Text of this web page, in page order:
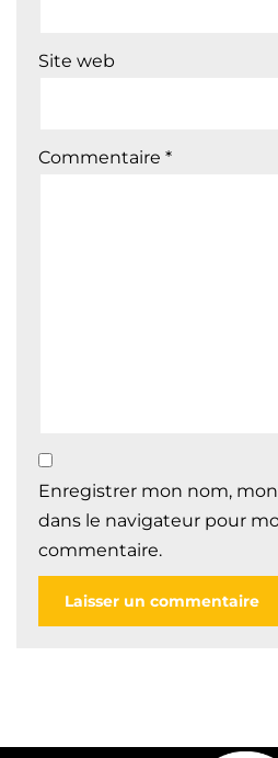
Site web
Commentaire *
Enregistrer mon nom,
dans le navigateur pour
commentaire.